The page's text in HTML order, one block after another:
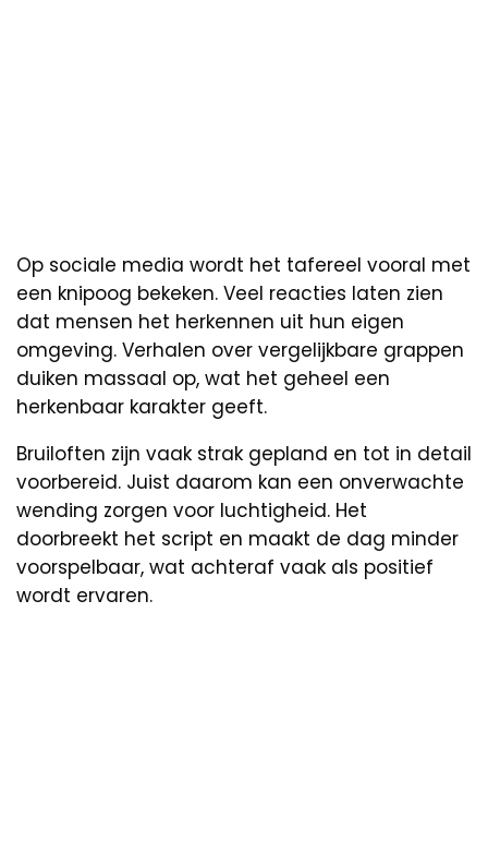
Op sociale media wordt het tafereel vooral met
een knipoog bekeken. Veel reacties laten zien
dat mensen het herkennen uit hun eigen
omgeving. Verhalen over vergelijkbare grappen
duiken massaal op, wat het geheel een
herkenbaar karakter geeft.
Bruiloften zijn vaak strak gepland en tot in detail
voorbereid. Juist daarom kan een onverwachte
wending zorgen voor luchtigheid. Het
doorbreekt het script en maakt de dag minder
voorspelbaar, wat achteraf vaak als positief
wordt ervaren.